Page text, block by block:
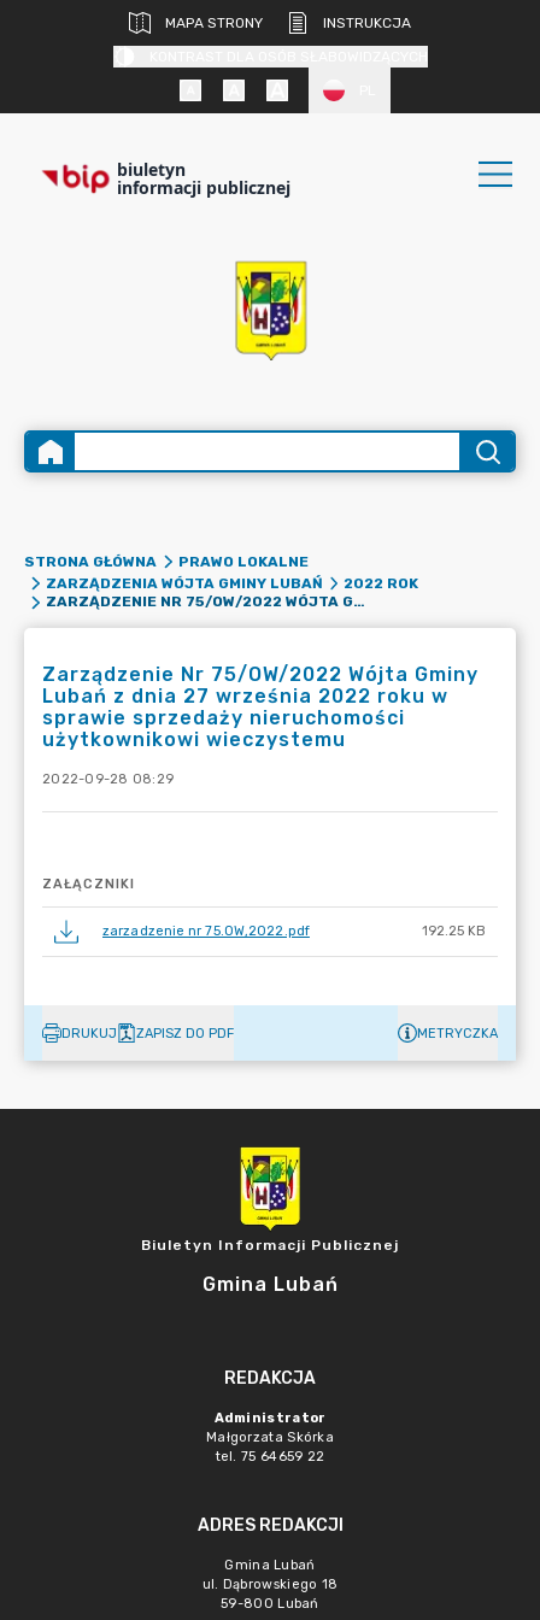
MAPA STRONY
INSTRUKCJA
biuletyn
informacji publicznej
STRONA GŁÓWNA
PRAWO LOKALNE
ZARZĄDZENIA WÓJTA GMINY LUBAŃ
2022 ROK
ZARZĄDZENIE NR 75/OW/2022 WÓJTA GMINY LUBAŃ Z DNIA 27 WRZEŚNIA 2022 ROKU W SPRAWIE SPRZEDAŻY NIERUCHOMOŚCI UŻYTKOWNIKOWI WIECZYSTEMU
Zarządzenie Nr 75/OW/2022 Wójta Gminy
Lubań z dnia 27 września 2022 roku w
sprawie sprzedaży nieruchomości
użytkownikowi wieczystemu
2022-09-28 08:29
ZAŁĄCZNIKI
zarzadzenie nr 75.OW,2022.pdf 192.25 KB
DRUKUJ ZAPISZ DO PDF METRYCZKA
Biuletyn Informacji Publicznej
Gmina Lubań
REDAKCJA
Administrator
Małgorzata Skórka
tel. 75 64659 22
ADRES REDAKCJI
Gmina Lubań
ul. Dąbrowskiego 18
59-800 Lubań